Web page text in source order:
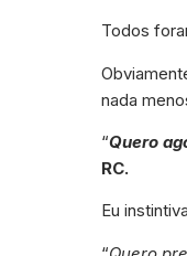
Todos
nada
“Quero
RC.
Eu